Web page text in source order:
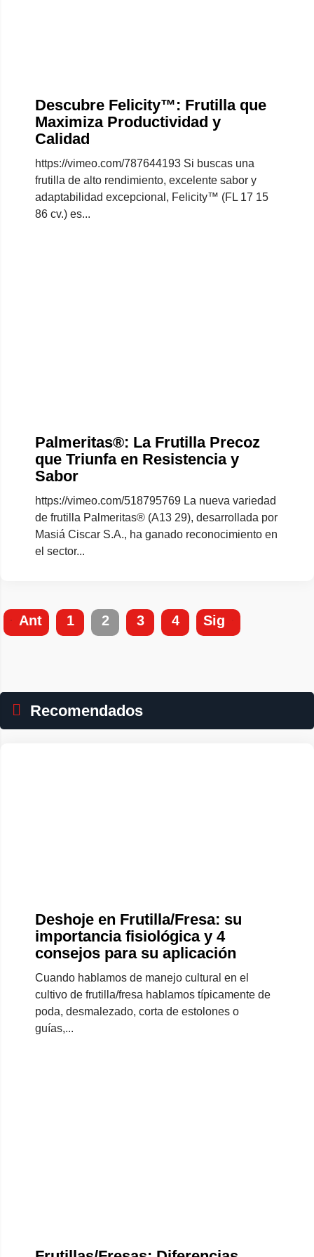
Descubre Felicity™: Frutilla que
Maximiza Productividad y
Calidad
https://vimeo.com/787644193 Si buscas una
frutilla de alto rendimiento, excelente sabor y
adaptabilidad excepcional, Felicity™ (FL 17 15
86 cv.) es...
Palmeritas®: La Frutilla Precoz
que Triunfa en Resistencia y
Sabor
https://vimeo.com/518795769 La nueva variedad
de frutilla Palmeritas® (A13 29), desarrollada por
Masiá Ciscar S.A., ha ganado reconocimiento en
el sector...
Ant 1 2 3 4 Sig
Recomendados
Deshoje en Frutilla/Fresa: su
importancia fisiológica y 4
consejos para su aplicación
Cuando hablamos de manejo cultural en el
cultivo de frutilla/fresa hablamos típicamente de
poda, desmalezado, corta de estolones o
guías,...